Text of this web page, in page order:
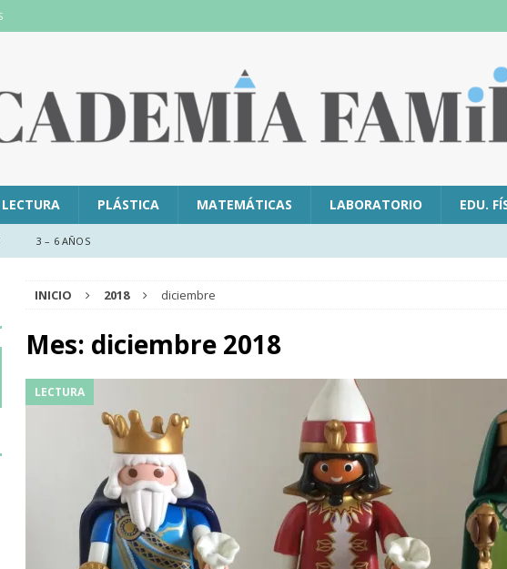
LECTURA PLÁSTICA MATEMÁTICAS LABORATORIO EDU.
3 – 6 AÑOS
INICIO 2018 diciembre
Mes: diciembre 2018
LECTURA